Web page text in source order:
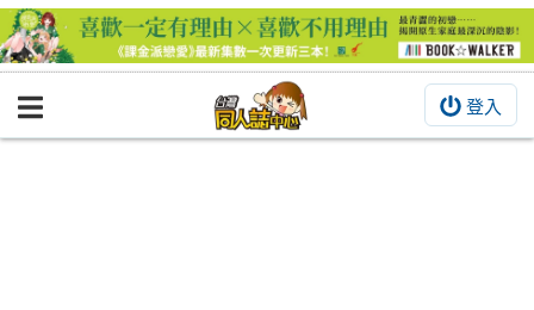
登入
BOOKY書集倉庫